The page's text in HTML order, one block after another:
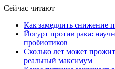
Сейчас читают
Как замедлить снижение
Йогурт против рака:
пробиотиков
Сколько лет может
реальный максимум